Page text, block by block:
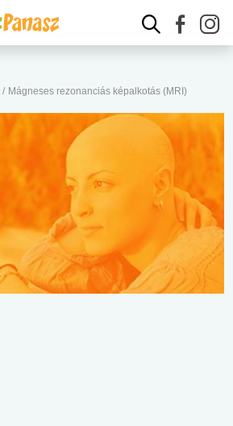
/ Mágneses rezonanciás képalkotás (MRI)